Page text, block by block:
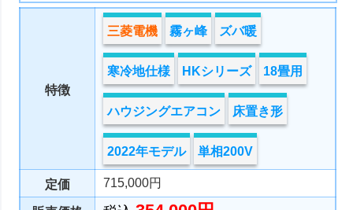
特徴
三菱電機 霧ヶ峰 ズバ暖
寒冷地仕様 HKシリーズ 18畳用
ハウジングエアコン 床置き形
2022年モデル 単相200V
定価 715,000円